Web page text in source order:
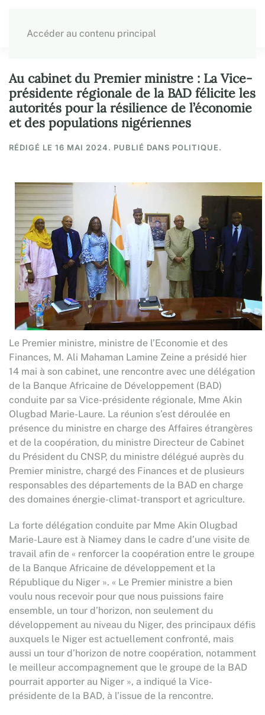
Accéder au contenu principal
Au cabinet du Premier ministre : La Vice-
présidente régionale de la BAD félicite les
autorités pour la résilience de l’économie
et des populations nigériennes
RÉDIGÉ LE 16 MAI 2024. PUBLIÉ DANS POLITIQUE.
Le Premier ministre, ministre de l’Economie et des
Finances, M. Ali Mahaman Lamine Zeine a présidé hier
14 mai à son cabinet, une rencontre avec une délégation
de la Banque Africaine de Développement (BAD)
conduite par sa Vice-présidente régionale, Mme Akin
Olugbad Marie-Laure. La réunion s’est déroulée en
présence du ministre en charge des Affaires étrangères
et de la coopération, du ministre Directeur de Cabinet
du Président du CNSP, du ministre délégué auprès du
Premier ministre, chargé des Finances et de plusieurs
responsables des départements de la BAD en charge
des domaines énergie-climat-transport et agriculture.
La forte délégation conduite par Mme Akin Olugbad
Marie-Laure est à Niamey dans le cadre d’une visite de
travail afin de « renforcer la coopération entre le groupe
de la Banque Africaine de développement et la
République du Niger ». « Le Premier ministre a bien
voulu nous recevoir pour que nous puissions faire
ensemble, un tour d’horizon, non seulement du
développement au niveau du Niger, des principaux défis
auxquels le Niger est actuellement confronté, mais
aussi un tour d’horizon de notre coopération, notamment
le meilleur accompagnement que le groupe de la BAD
pourrait apporter au Niger », a indiqué la Vice-
présidente de la BAD, à l’issue de la rencontre.